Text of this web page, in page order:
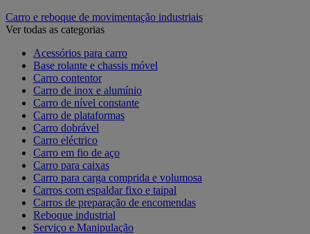
Carro e reboque de movimentação industriais
Ver todas as categorias
Acessórios para carro
Base rolante e chassis móvel
Carro contentor
Carro de inox e alumínio
Carro de nível constante
Carro de plataformas
Carro dobrável
Carro eléctrico
Carro em fio de aço
Carro para caixas
Carro para carga comprida e volumosa
Carros com espaldar fixo e taipal
Carros de preparação de encomendas
Reboque industrial
Serviço e Manipulação